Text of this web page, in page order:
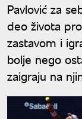
Pavlović za
deo života
zastavom i
bolje nego
zaigraju na